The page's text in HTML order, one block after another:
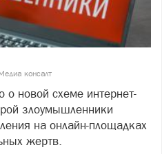
консалт
новой схеме интернет-
злоумышленники
на онлайн-площадках
жертв.